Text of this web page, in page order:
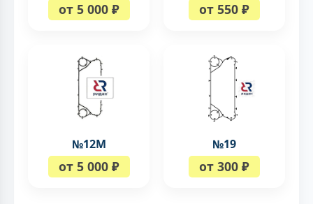
от 5 000 ₽ от 550 ₽
№12М
от 5 000 ₽
№19
от 300 ₽